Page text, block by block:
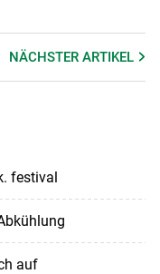
NÄCHSTERARTIKEL
festival
auf